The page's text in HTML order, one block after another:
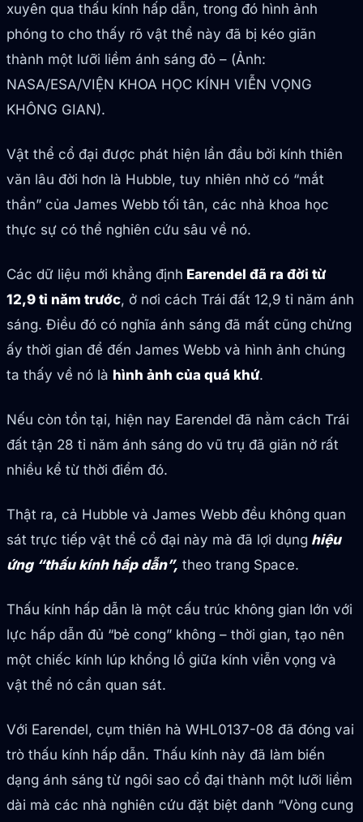
xuyên qua thấu kính hấp dẫn, trong đó hình ảnh
phóng to cho thấy rõ vật thể này đã bị kéo giãn
thành một lưỡi liềm ánh sáng đỏ – (Ảnh:
NASA/ESA/VIỆN KHOA HỌC KÍNH VIỄN VỌNG
KHÔNG GIAN).
Vật thể cổ đại được phát hiện lần đầu bởi kính thiên
văn lâu đời hơn là Hubble, tuy nhiên nhờ có “mắt
thần” của James Webb tối tân, các nhà khoa học
thực sự có thể nghiên cứu sâu về nó.
Các dữ liệu mới khẳng định Earendel đã ra đời từ
12,9 tỉ năm trước, ở nơi cách Trái đất 12,9 tỉ năm ánh
sáng. Điều đó có nghĩa ánh sáng đã mất cũng chừng
ấy thời gian để đến James Webb và hình ảnh chúng
ta thấy về nó là hình ảnh của quá khứ.
Nếu còn tồn tại, hiện nay Earendel đã nằm cách Trái
đất tận 28 tỉ năm ánh sáng do vũ trụ đã giãn nở rất
nhiều kể từ thời điểm đó.
Thật ra, cả Hubble và James Webb đều không quan
sát trực tiếp vật thể cổ đại này mà đã lợi dụng hiệu
ứng “thấu kính hấp dẫn”, theo trang Space.
Thấu kính hấp dẫn là một cấu trúc không gian lớn với
lực hấp dẫn đủ “bẻ cong” không – thời gian, tạo nên
một chiếc kính lúp khổng lồ giữa kính viễn vọng và
vật thể nó cần quan sát.
Với Earendel, cụm thiên hà WHL0137-08 đã đóng vai
trò thấu kính hấp dẫn. Thấu kính này đã làm biến
dạng ánh sáng từ ngôi sao cổ đại thành một lưỡi liềm
dài mà các nhà nghiên cứu đặt biệt danh “Vòng cung